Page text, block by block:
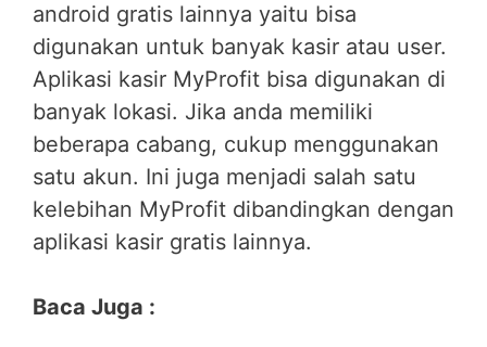
android gratis lainnya yaitu bisa
digunakan untuk banyak kasir atau user.
Aplikasi kasir MyProfit bisa digunakan di
banyak lokasi. Jika anda memiliki
beberapa cabang, cukup menggunakan
satu akun. Ini juga menjadi salah satu
kelebihan MyProfit dibandingkan dengan
aplikasi kasir gratis lainnya.
Baca Juga :